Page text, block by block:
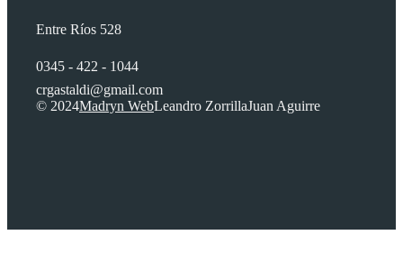
Entre Ríos 528
0345 - 422 - 1044
crgastaldi@gmail.com
© 2024Madryn WebLeandro ZorrillaJuan Aguirre